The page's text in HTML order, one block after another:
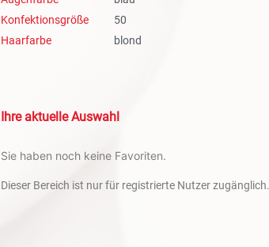
Konfektionsgröße
50
Haarfarbe
blond
Ihre aktuelle Auswahl
Sie haben noch keine Favoriten.
Dieser Bereich ist nur für registrierte Nutzer zugänglich.